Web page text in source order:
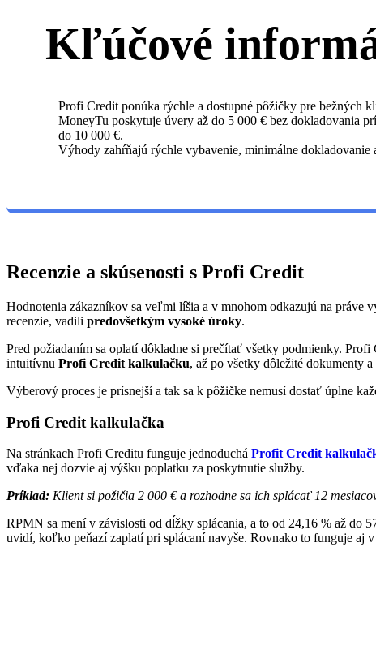
Kľúčové
Profi Credit ponúka rýchle a dostupné pôžičky pre bežných
MoneyTu poskytuje úvery až do 5 000 € bez dokladovania
do 10 000 €.
Výhody zahŕňajú rýchle vybavenie, minimálne
Recenzie a skúsenosti s Profi Credit
Hodnotenia zákazníkov sa veľmi líšia a v mnohom odkazujú na práve
recenzie, vadili predovšetkým vysoké úroky.
Pred požiadaním sa oplatí dôkladne si prečítať všetky podmienky.
intuitívnu Profi Credit kalkulačku, až po všetky dôležité dokumenty
Výberový proces je prísnejší a tak sa k pôžičke nemusí dostať úplne
Profi Credit kalkulačka
Na stránkach Profi Creditu funguje jednoduchá Profit Credit
vďaka nej dozvie aj výšku poplatku za poskytnutie služby.
Príklad: Klient si požičia 2 000 € a rozhodne sa ich splácať 12
RPMN sa mení v závislosti od dĺžky splácania, a to od 24,16 % až do
uvidí, koľko peňazí zaplatí pri splácaní navyše. Rovnako to funguje aj